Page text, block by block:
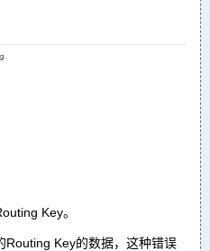
Key。
Routing Key的数据，这种错误